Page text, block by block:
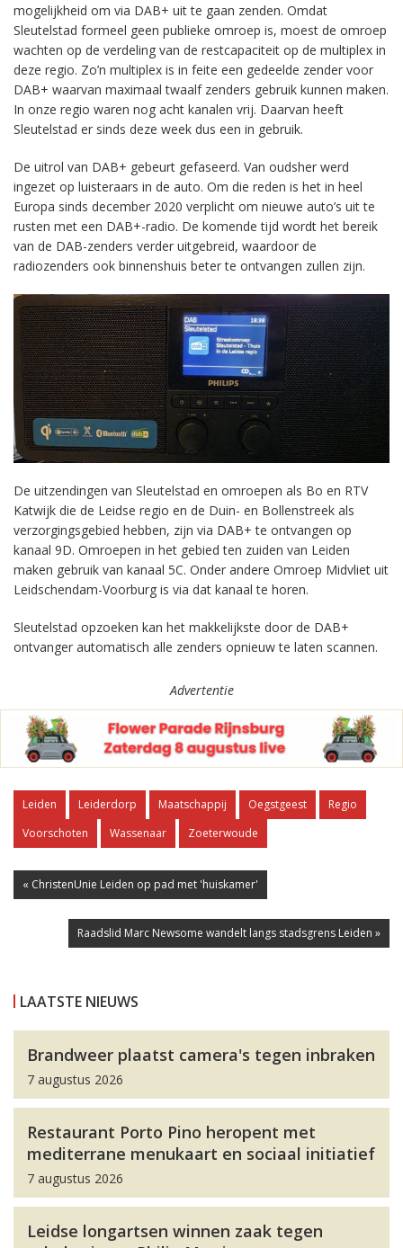
mogelijkheid om via DAB+ uit te gaan zenden. Omdat
Sleutelstad formeel geen publieke omroep is, moest de omroep
wachten op de verdeling van de restcapaciteit op de multiplex in
deze regio. Zo’n multiplex is in feite een gedeelde zender voor
DAB+ waarvan maximaal twaalf zenders gebruik kunnen maken.
In onze regio waren nog acht kanalen vrij. Daarvan heeft
Sleutelstad er sinds deze week dus een in gebruik.
De uitrol van DAB+ gebeurt gefaseerd. Van oudsher werd
ingezet op luisteraars in de auto. Om die reden is het in heel
Europa sinds december 2020 verplicht om nieuwe auto’s uit te
rusten met een DAB+-radio. De komende tijd wordt het bereik
van de DAB-zenders verder uitgebreid, waardoor de
radiozenders ook binnenshuis beter te ontvangen zullen zijn.
De uitzendingen van Sleutelstad en omroepen als Bo en RTV
Katwijk die de Leidse regio en de Duin- en Bollenstreek als
verzorgingsgebied hebben, zijn via DAB+ te ontvangen op
kanaal 9D. Omroepen in het gebied ten zuiden van Leiden
maken gebruik van kanaal 5C. Onder andere Omroep Midvliet uit
Leidschendam-Voorburg is via dat kanaal te horen.
Sleutelstad opzoeken kan het makkelijkste door de DAB+
ontvanger automatisch alle zenders opnieuw te laten scannen.
Advertentie
Leiden Leiderdorp Maatschappij Oegstgeest
Regio
Voorschoten
Wassenaar Zoeterwoude
« ChristenUnie Leiden op pad met 'huiskamer'
Raadslid Marc Newsome wandelt langs stadsgrens Leiden »
LAATSTE NIEUWS
Brandweer plaatst camera's tegen inbraken
7 augustus 2026
Restaurant Porto Pino heropent met
mediterrane menukaart en sociaal initiatief
7 augustus 2026
Leidse longartsen winnen zaak tegen